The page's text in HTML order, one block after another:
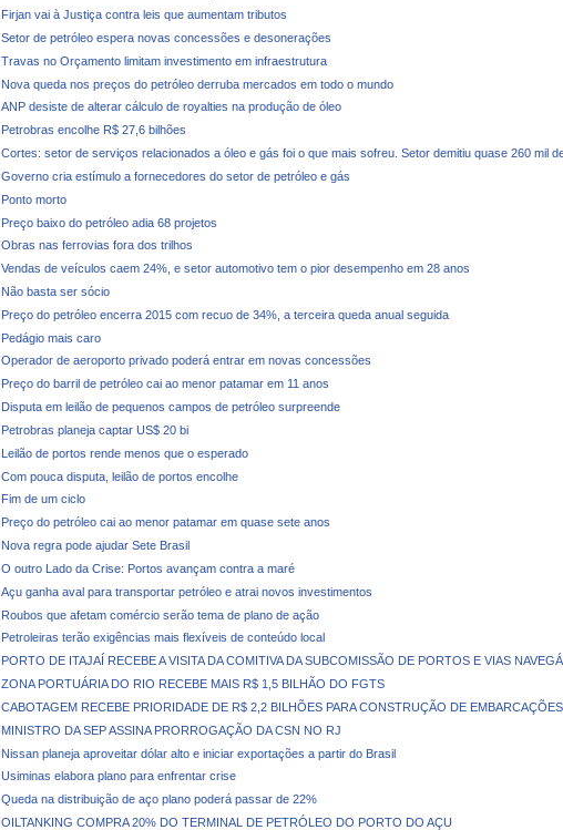
Firjan vai à Justiça contra leis que aumentam tributos
Setor de petróleo espera novas concessões e desonerações
Travas no Orçamento limitam investimento em infraestrutura
Nova queda nos preços do petróleo derruba mercados em todo o mundo
ANP desiste de alterar cálculo de royalties na produção de óleo
Petrobras encolhe R$ 27,6 bilhões
Cortes: setor de serviços relacionados a óleo e gás foi o que mais sofreu. Setor demitiu quase 260 mil
Governo cria estímulo a fornecedores do setor de petróleo e gás
Ponto morto
Preço baixo do petróleo adia 68 projetos
Obras nas ferrovias fora dos trilhos
Vendas de veículos caem 24%, e setor automotivo tem o pior desempenho em 28 anos
Não basta ser sócio
Preço do petróleo encerra 2015 com recuo de 34%, a terceira queda anual seguida
Pedágio mais caro
Operador de aeroporto privado poderá entrar em novas concessões
Preço do barril de petróleo cai ao menor patamar em 11 anos
Disputa em leilão de pequenos campos de petróleo surpreende
Petrobras planeja captar US$ 20 bi
Leilão de portos rende menos que o esperado
Com pouca disputa, leilão de portos encolhe
Fim de um ciclo
Preço do petróleo cai ao menor patamar em quase sete anos
Nova regra pode ajudar Sete Brasil
O outro Lado da Crise: Portos avançam contra a maré
Açu ganha aval para transportar petróleo e atrai novos investimentos
Roubos que afetam comércio serão tema de plano de ação
Petroleiras terão exigências mais flexíveis de conteúdo local
PORTO DE ITAJAÍ RECEBE A VISITA DA COMITIVA DA SUBCOMISSÃO DE PORTOS E VIAS
ZONA PORTUÁRIA DO RIO RECEBE MAIS R$ 1,5 BILHÃO DO FGTS
CABOTAGEM RECEBE PRIORIDADE DE R$ 2,2 BILHÕES PARA CONSTRUÇÃO DE EMBARCAÇÕES
MINISTRO DA SEP ASSINA PRORROGAÇÃO DA CSN NO RJ
Nissan planeja aproveitar dólar alto e iniciar exportações a partir do Brasil
Usiminas elabora plano para enfrentar crise
Queda na distribuição de aço plano poderá passar de 22%
OILTANKING COMPRA 20% DO TERMINAL DE PETRÓLEO DO PORTO DO AÇU